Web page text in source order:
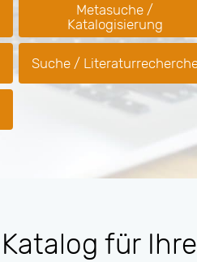
Metasuche /
Katalogisierung
Suche /
für